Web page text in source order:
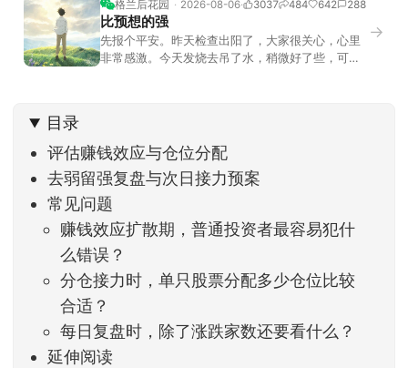
格兰后花园 2026-08-06 3037 484 642 288
比预想的强
先报个平安。昨天检查出阳了，大家很关心，心里
非常感激。今天发烧去吊了水，稍微好了些，可没
去相差不大，但细看下来，跌幅超过3%的只有不到
→
目录
评估赚钱效应与仓位分配
去弱留强复盘与次日接力预案
常见问题
赚钱效应扩散期，普通投资者最容易犯什
么错误？
分仓接力时，单只股票分配多少仓位比较
合适？
每日复盘时，除了涨跌家数还要看什么？
延伸阅读